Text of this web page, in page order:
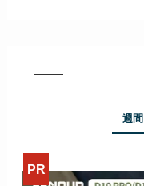
週間